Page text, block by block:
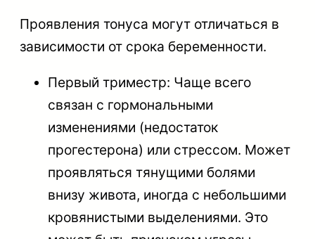
Проявления тонуса могут отличаться в
зависимости от срока беременности.
Первый триместр: Чаще всего
связан с гормональными
изменениями (недостаток
прогестерона) или стрессом. Может
проявляться тянущими болями
внизу живота, иногда с небольшими
кровянистыми выделениями. Это